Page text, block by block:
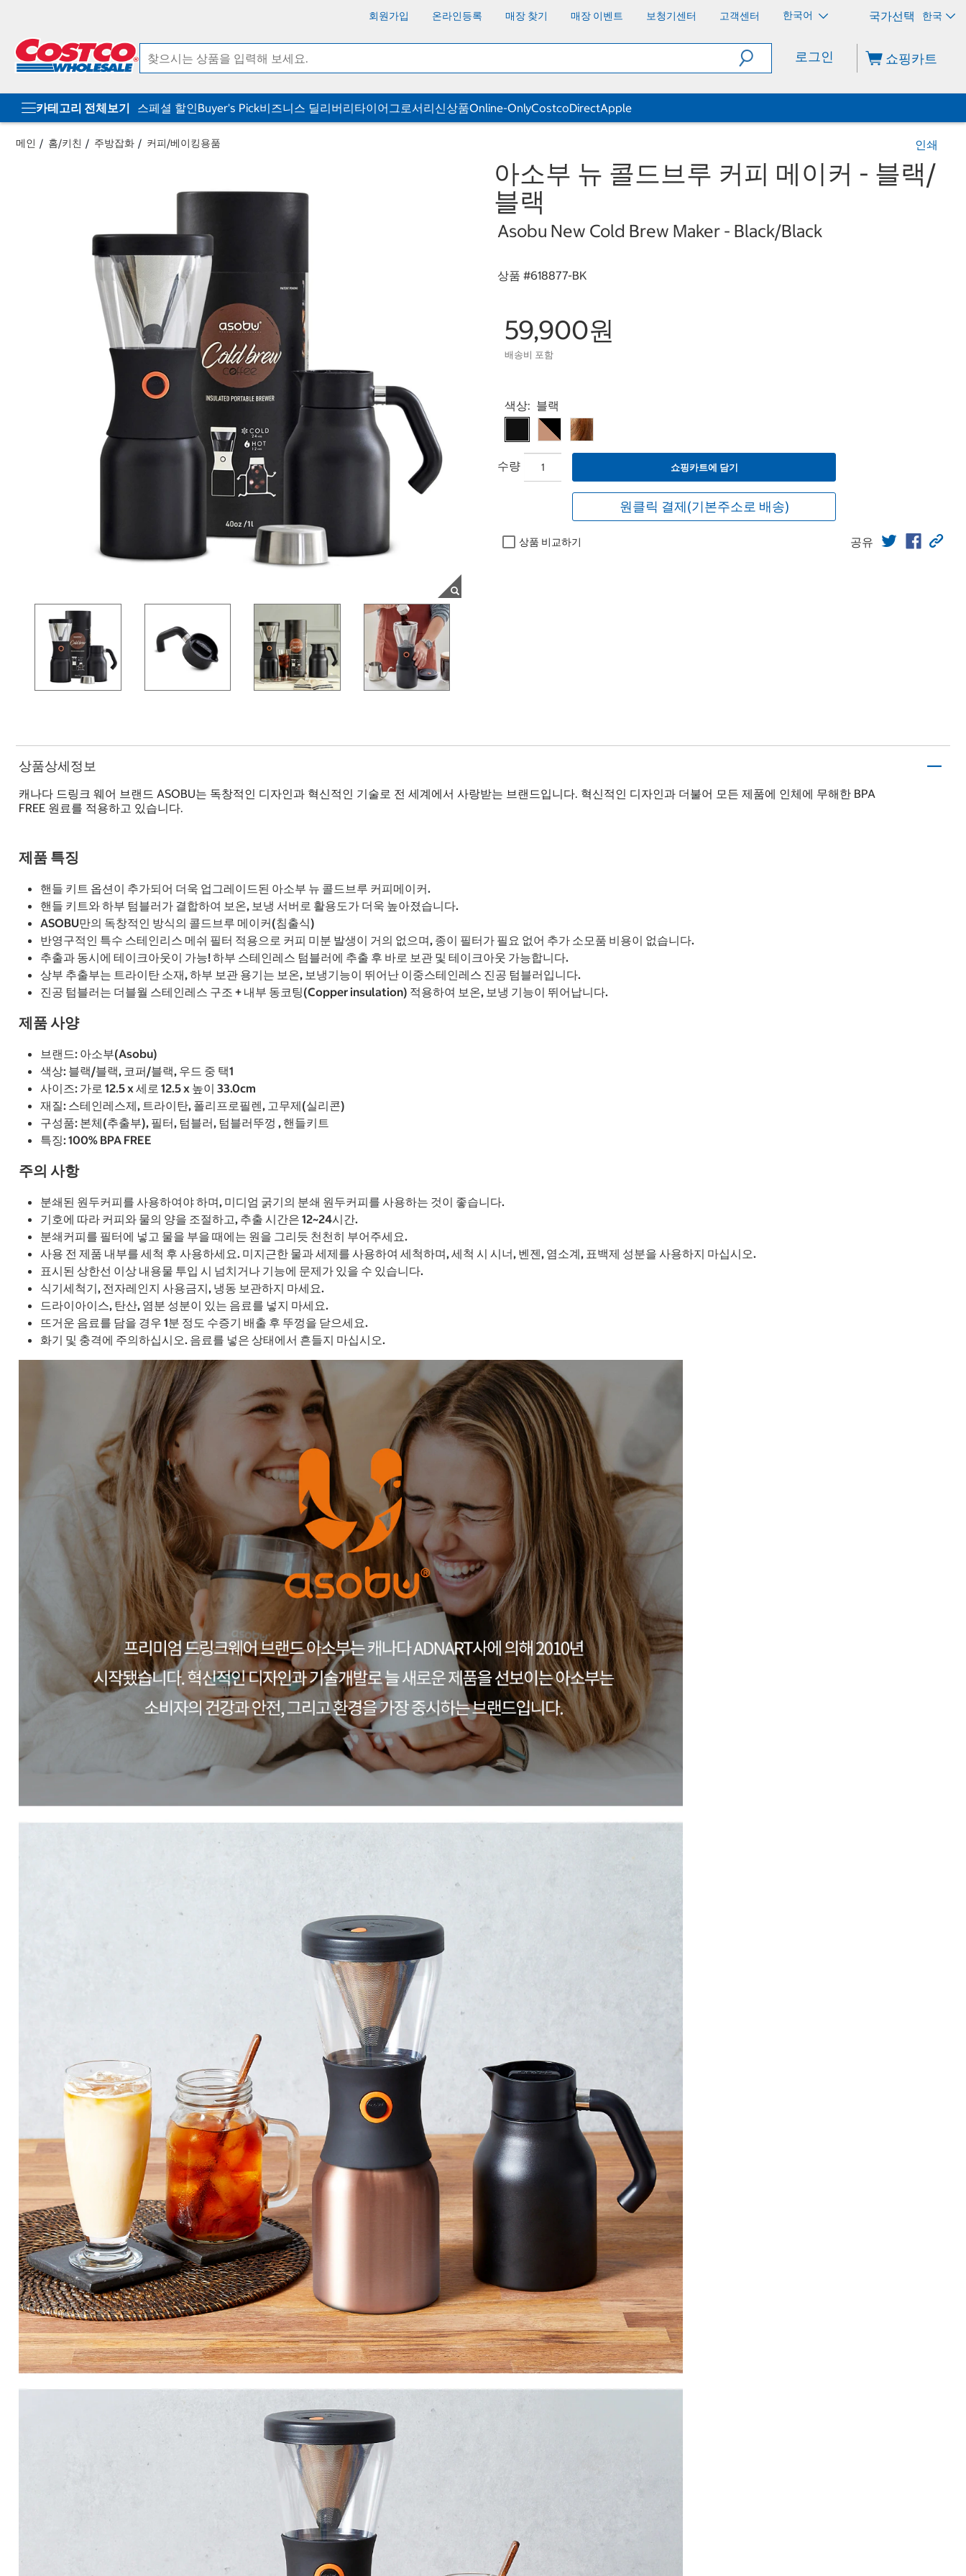
회원가입 온라인등록 매장 찾기 매장 이벤트 보청기센터 고객센터 한국어 한국
로그인 쇼핑카트
카테고리 전체보기 스페셜 할인Buyer's Pick비즈니스 딜리버리타이어그로서리신상품Online-OnlyCostcoDirectApple
메인 홈/키친 주방잡화 커피/베이킹용품 인쇄
아소부 뉴 콜드브루 커피 메이커 - 블랙/
블랙
Asobu New Cold Brew Maker - Black/Black
상품 #618877-BK
59,900원
배송비 포함
Select product
색상: 블랙
수량 쇼핑카트에 담기
원클릭 결제(기본주소로 배송)
상품 비교하기 공유
상품상세정보
캐나다 드링크 웨어 브랜드 ASOBU는 독창적인 디자인과 혁신적인 기술로 전 세계에서 사랑받는 브랜드입니다. 혁신적인 디자인과 더불어 모든 제품에 인체에 무해한 BPA
FREE 원료를 적용하고 있습니다.
제품 특징
핸들 키트 옵션이 추가되어 더욱 업그레이드된 아소부 뉴 콜드브루 커피메이커.
핸들 키트와 하부 텀블러가 결합하여 보온, 보냉 서버로 활용도가 더욱 높아졌습니다.
ASOBU만의 독창적인 방식의 콜드브루 메이커(침출식)
반영구적인 특수 스테인리스 메쉬 필터 적용으로 커피 미분 발생이 거의 없으며, 종이 필터가 필요 없어 추가 소모품 비용이 없습니다.
추출과 동시에 테이크아웃이 가능! 하부 스테인레스 텀블러에 추출 후 바로 보관 및 테이크아웃 가능합니다.
상부 추출부는 트라이탄 소재, 하부 보관 용기는 보온, 보냉기능이 뛰어난 이중스테인레스 진공 텀블러입니다.
진공 텀블러는 더블월 스테인레스 구조 + 내부 동코팅(Copper insulation) 적용하여 보온, 보냉 기능이 뛰어납니다.
제품 사양
브랜드: 아소부(Asobu)
색상: 블랙/블랙, 코퍼/블랙, 우드 중 택1
사이즈: 가로 12.5 x 세로 12.5 x 높이 33.0cm
재질: 스테인레스제, 트라이탄, 폴리프로필렌, 고무제(실리콘)
구성품: 본체(추출부), 필터, 텀블러, 텀블러뚜껑 , 핸들키트
특징: 100% BPA FREE
주의 사항
분쇄된 원두커피를 사용하여야 하며, 미디엄 굵기의 분쇄 원두커피를 사용하는 것이 좋습니다.
기호에 따라 커피와 물의 양을 조절하고, 추출 시간은 12~24시간.
분쇄커피를 필터에 넣고 물을 부을 때에는 원을 그리듯 천천히 부어주세요.
사용 전 제품 내부를 세척 후 사용하세요. 미지근한 물과 세제를 사용하여 세척하며, 세척 시 시너, 벤젠, 염소계, 표백제 성분을 사용하지 마십시오.
표시된 상한선 이상 내용물 투입 시 넘치거나 기능에 문제가 있을 수 있습니다.
식기세척기, 전자레인지 사용금지, 냉동 보관하지 마세요.
드라이아이스, 탄산, 염분 성분이 있는 음료를 넣지 마세요.
뜨거운 음료를 담을 경우 1분 정도 수증기 배출 후 뚜껑을 닫으세요.
화기 및 충격에 주의하십시오. 음료를 넣은 상태에서 흔들지 마십시오.